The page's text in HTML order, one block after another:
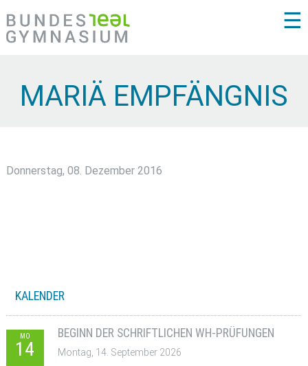
☰
MARIÄ EMPFÄNGNIS
Donnerstag, 08. Dezember 2016
KALENDER
MO
14
BEGINN DER SCHRIFTLICHEN WH-PRÜFUNGEN
Montag, 14. September 2026